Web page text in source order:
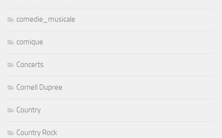
comedie_musicale
comique
Concerts
Cornell Dupree
Country
Country Rock